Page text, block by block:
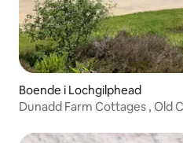
Boende i Lochgilphead
Dunadd Farm Cottages , Old